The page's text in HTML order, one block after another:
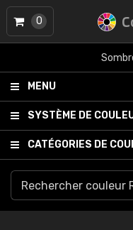
MENU
SYSTÈME DE
CATÉGORIES DE
0